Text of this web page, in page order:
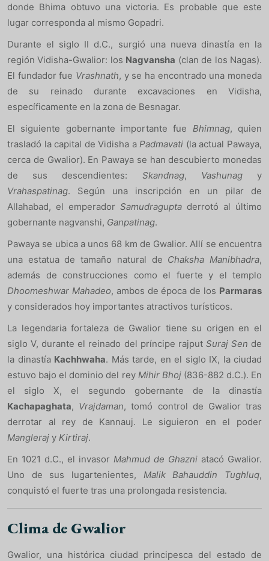
donde Bhima obtuvo una victoria. Es probable que este
lugar corresponda al mismo Gopadri.
Durante el siglo II d.C., surgió una nueva dinastía en la
región Vidisha-Gwalior: los Nagvansha (clan de los Nagas).
El fundador fue Vrashnath, y se ha encontrado una moneda
de su reinado durante excavaciones en Vidisha,
específicamente en la zona de Besnagar.
El siguiente gobernante importante fue Bhimnag, quien
trasladó la capital de Vidisha aPadmavati (la actual Pawaya,
cerca de Gwalior). En Pawaya se han descubierto monedas
de sus descendientes: Skandnag, Vashunagy
Vrahaspatinag. Según una inscripción en un pilar de
Allahabad, el emperador Samudragupta derrotó al último
gobernante nagvanshi, Ganpatinag.
Pawaya se ubica a unos 68 km de Gwalior. Allí se encuentra
una estatua de tamaño natural de Chaksha Manibhadra,
además de construcciones como el fuerte y el templo
Dhoomeshwar Mahadeo, ambos de época de los Parmaras
y considerados hoy importantes atractivos turísticos.
La legendaria fortaleza de Gwalior tiene su origen en el
siglo V, durante el reinado del príncipe rajput Suraj Sen de
la dinastía Kachhwaha. Más tarde, en el siglo IX, la ciudad
estuvo bajo el dominio del rey Mihir Bhoj(836-882 d.C.). En
el siglo X, el segundo gobernante de la dinastía
Kachapaghata, Vrajdaman, tomó control de Gwalior tras
derrotar al rey de Kannauj. Le siguieron en el poder
Mangleraj y Kirtiraj.
En 1021 d.C., el invasor Mahmud de Ghazni atacó Gwalior.
Uno de sus lugartenientes, Malik Bahauddin Tughluq,
conquistó el fuerte tras una prolongada resistencia.
Clima de Gwalior
Gwalior, una histórica ciudad principesca del estado de